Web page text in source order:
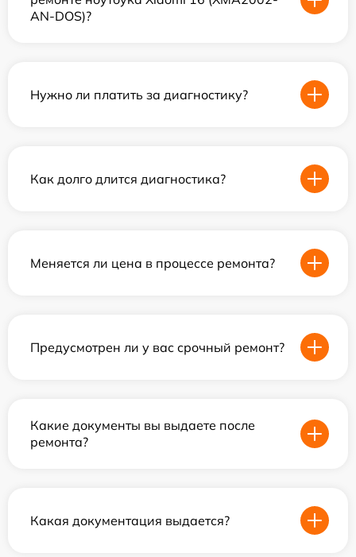
AN-DOS)?
Нужно ли платить за диагностику?
Как долго длится диагностика?
Меняется ли цена в процессе ремонта?
Предусмотрен ли у вас срочный ремонт?
Какие документы вы выдаете после
ремонта?
Какая документация выдается?